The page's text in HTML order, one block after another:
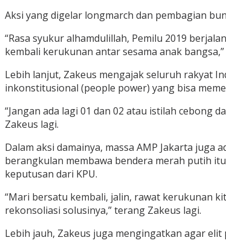
Aksi yang digelar longmarch dan pembagian
“Rasa syukur alhamdulillah, Pemilu 2019
kembali kerukunan antar sesama anak
Lebih lanjut, Zakeus mengajak seluruh rakyat
inkonstitusional (people power) yang bisa
“Jangan ada lagi 01 dan 02 atau istilah cebong
Zakeus lagi.
Dalam aksi damainya, massa AMP Jakarta juga
berangkulan membawa bendera merah putih
keputusan dari KPU.
“Mari bersatu kembali, jalin, rawat kerukunan
rekonsoliasi solusinya,” terang Zakeus lagi.
Lebih jauh, Zakeus juga mengingatkan agar